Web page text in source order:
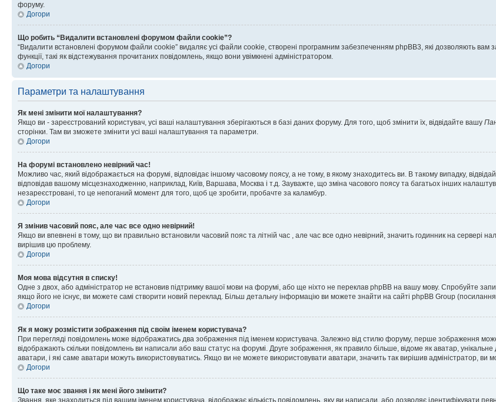
форуму.
Догори
Що робить “Видалити встановлені форумом файли cookie”?
“Видалити встановлені форумом файли cookie” видаляє усі файли cookie, створені програмним забезпеченням phpBB3, які дозволяють вам
функції, такі як відстежування прочитаних повідомлень, якщо вони увімкнені адміністратором.
Догори
Параметри та налаштування
Як мені змінити мої налаштування?
Якщо ви - зареєстрований користувач, усі ваші налаштування зберігаються в базі даних форуму. Для того, щоб змінити їх, відвідайте вашу
сторінки. Там ви зможете змінити усі ваші налаштування та параметри.
Догори
На форумі встановлено невірний час!
Можливо час, який відображається на форумі, відповідає іншому часовому поясу, а не тому, в якому знаходитесь ви. В такому випадку,
відповідав вашому місцезнаходженню, наприклад, Київ, Варшава, Москва і т.д. Зауважте, що зміна часового поясу та багатьох інших
незареєстровані, то це непоганий момент для того, щоб це зробити, пробачте за каламбур.
Догори
Я змінив часовий пояс, але час все одно невірний!
Якщо ви впевнені в тому, що ви правильно встановили часовий пояс та літній час , але час все одно невірний, значить годинник на сервері
вирішив цю проблему.
Догори
Моя мова відсутня в списку!
Одне з двох, або адміністратор не встановив підтримку вашої мови на форумі, або ще ніхто не переклав phpBB на вашу мову. Спробуйте
якщо його не існує, ви можете самі створити новий переклад. Більш детальну інформацію ви можете знайти на сайті phpBB Group (посилання
Догори
Як я можу розмістити зображення під своїм іменем користувача?
При перегляді повідомлень може відображатись два зображення під іменем користувача. Залежно від стилю форуму, перше зображення може
відображають скільки повідомлень ви написали або ваш статус на форумі. Друге зображення, як правило більше, відоме як аватар,
аватари, і які саме аватари можуть використовуватись. Якщо ви не можете використовувати аватари, значить так вирішив адміністратор, ви
Догори
Що таке моє звання і як мені його змінити?
Звання, яке знаходиться під вашим іменем користувача, відображає кількість повідомлень, яку ви написали, або дозволяє ідентифікувати